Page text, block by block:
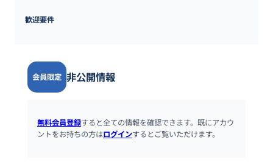
歓迎要件
会員限定 非公開情報
無料会員登録すると全ての情報を確認できます。既にアカウ
ントをお持ちの方はログインするとご覧いただけます。